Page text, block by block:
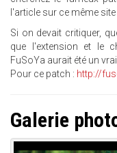
l'article sur ce même site
Si on devait critiquer,
que l'extension et le
FuSoYa aurait été un
Pour ce patch : http://
Galerie